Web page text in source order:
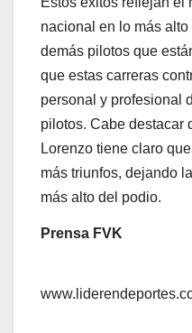
nacional en lo más
demás pilotos que
que estas carreras
personal y profesional
pilotos. Cabe destacar
Lorenzo tiene claro
más triunfos, dejando
más alto del podio.
Prensa FVK